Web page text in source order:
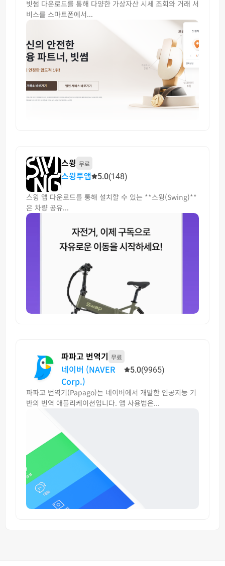
빗썸 다운로드를 통해 다양한 가상자산 시세 조회와 거래 서
비스를 스마트폰에서...
스윙 무료
스윙투앱 5.0(148)
스윙 앱 다운로드를 통해 설치할 수 있는 **스윙(Swing)**
은 차량 공유...
파파고 번역기 무료
네이버 (NAVER
Corp.)
5.0(9965)
파파고 번역기(Papago)는 네이버에서 개발한 인공지능 기
반의 번역 애플리케이션입니다. 앱 사용법은...